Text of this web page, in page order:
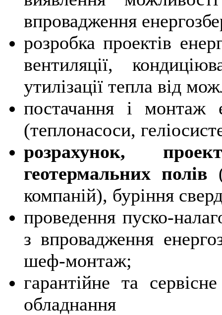
впровадження
розробка проектів
вентиляції,
утилізації тепла від
постачання і монтаж
(теплонасоси,
розрахунок,
геотермальних полів
компаній), буріння
проведення пуско-
з впровадження
шеф-монтаж;
гарантійне та
обладнання